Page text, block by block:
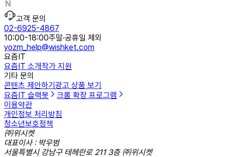
고객 문의
02-6925-4867
10:00-18:00주말·공휴일 제외
yozm_help@wishket.com
요즘IT
요즘IT 소개작가 지원
기타 문의
콘텐츠 제안하기 광고 상품 보기
요즘IT 슬랙봇
크롬 확장 프로그램
이용약관
개인정보 처리방침
청소년보호정책
㈜위시켓
대표이사 : 박우범
서울특별시 강남구 테헤란로 211 3층 ㈜위시켓